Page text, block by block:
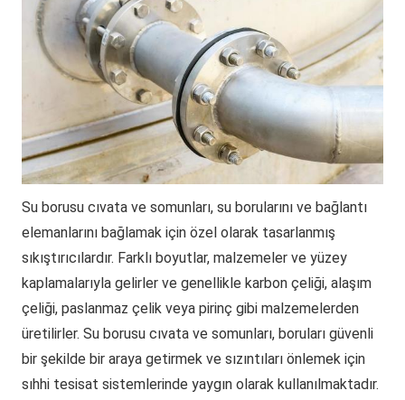
Su borusu cıvata ve somunları, su borularını ve bağlantı
elemanlarını bağlamak için özel olarak tasarlanmış
sıkıştırıcılardır. Farklı boyutlar, malzemeler ve yüzey
kaplamalarıyla gelirler ve genellikle karbon çeliği, alaşım
çeliği, paslanmaz çelik veya pirinç gibi malzemelerden
üretilirler. Su borusu cıvata ve somunları, boruları güvenli
bir şekilde bir araya getirmek ve sızıntıları önlemek için
sıhhi tesisat sistemlerinde yaygın olarak kullanılmaktadır.